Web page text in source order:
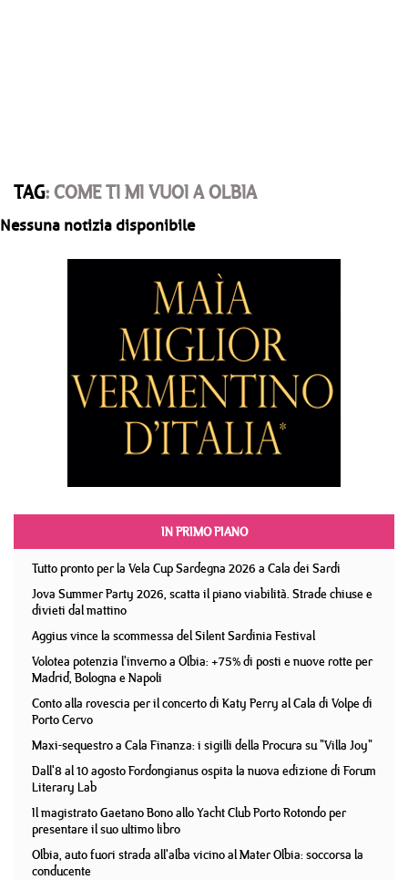
TAG: COME TI MI VUOI A OLBIA
Nessuna notizia disponibile
IN PRIMO PIANO
Tutto pronto per la Vela Cup Sardegna 2026 a Cala dei Sardi
Jova Summer Party 2026, scatta il piano viabilità. Strade chiuse e
divieti dal mattino
Aggius vince la scommessa del Silent Sardinia Festival
Volotea potenzia l'inverno a Olbia: +75% di posti e nuove rotte per
Madrid, Bologna e Napoli
Conto alla rovescia per il concerto di Katy Perry al Cala di Volpe di
Porto Cervo
Maxi-sequestro a Cala Finanza: i sigilli della Procura su "Villa Joy"
Dall'8 al 10 agosto Fordongianus ospita la nuova edizione di Forum
Literary Lab
Il magistrato Gaetano Bono allo Yacht Club Porto Rotondo per
presentare il suo ultimo libro
Olbia, auto fuori strada all'alba vicino al Mater Olbia: soccorsa la
conducente